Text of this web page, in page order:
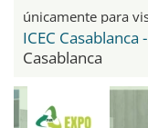
únicamente para
Casablanca